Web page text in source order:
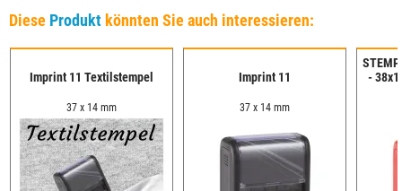
Diese Produktkönnten Sie auch interessieren:
Imprint 11 Textilstempel
37 x 14 mm
Imprint 11
37 x 14 mm
-